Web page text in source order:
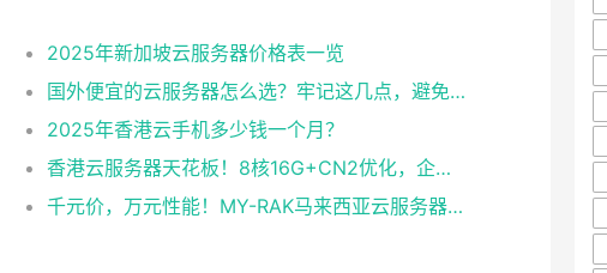
2025年新加坡云服务器价格表一览
国外便宜的云服务器怎么选？牢记这几点，避免踩坑
2025年香港云手机多少钱一个月？
香港云服务器天花板！8核16G+CN2优化，企业级数据安全+毫秒级延迟双保险！
千元价，万元性能！MY-RAK马来西亚云服务器：首月5折+免费SEO工具，中小企业出海“降本神器”